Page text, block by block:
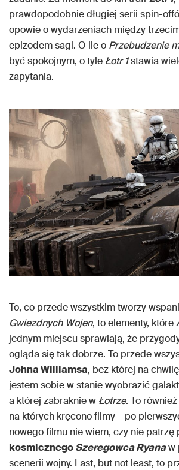
prawdopodobnie długiej serii spin-
opowie o wydarzeniach między
epizodem sagi. O ile o Przebudzenie
być spokojnym, o tyle Łotr 1stawia
zapytania.
To, co przede wszystkim tworzy
Gwiezdnych Wojen, to elementy, które
jednym miejscu sprawiają, że
ogląda się tak dobrze. To przede
Johna Williamsa, bez której na
jestem sobie w stanie wyobrazić
a której zabraknie w Łotrze. To
na których kręcono filmy – po
nowego filmu nie wiem, czy nie patrzę
kosmicznegoSzeregowca Ryanaw
scenerii wojny. Last, but not least, to